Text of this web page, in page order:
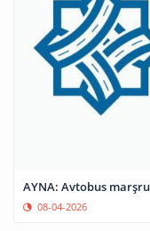
AYNA: Avtobus
08-04-2026